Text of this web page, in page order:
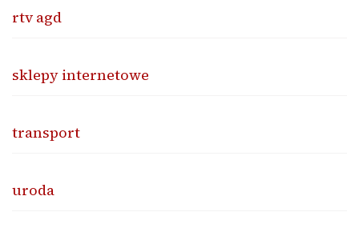
rtv agd
sklepy internetowe
transport
uroda